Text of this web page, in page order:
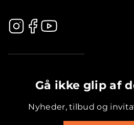
Gå ikke glip af
Nyheder, tilbud og